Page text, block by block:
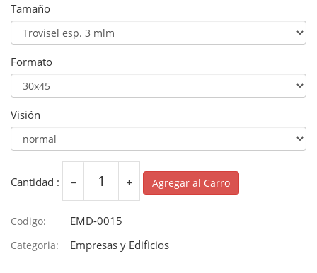
Tamaño
Formato
Visión
Cantidad : Agregar al Carro
Codigo: EMD-0015
Categoria: Empresas y Edificios